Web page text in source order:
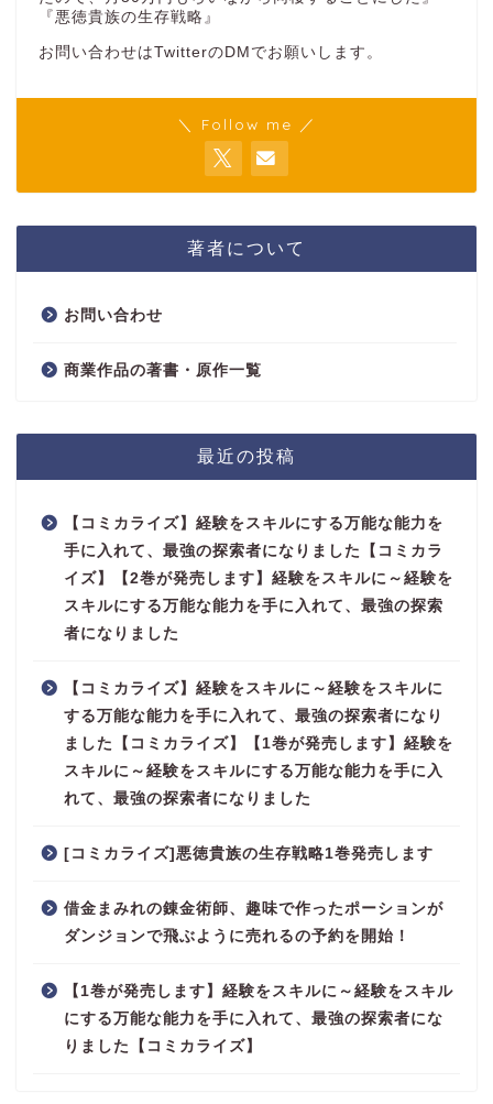
『悪徳貴族の生存戦略』
お問い合わせはTwitterのDMでお願いします。
＼ Follow me ／
著者について
お問い合わせ
商業作品の著書・原作一覧
最近の投稿
【コミカライズ】経験をスキルにする万能な能力を
手に入れて、最強の探索者になりました【コミカラ
イズ】【2巻が発売します】経験をスキルに～経験を
スキルにする万能な能力を手に入れて、最強の探索
者になりました
【コミカライズ】経験をスキルに～経験をスキルに
する万能な能力を手に入れて、最強の探索者になり
ました【コミカライズ】【1巻が発売します】経験を
スキルに～経験をスキルにする万能な能力を手に入
れて、最強の探索者になりました
[コミカライズ]悪徳貴族の生存戦略1巻発売します
借金まみれの錬金術師、趣味で作ったポーションが
ダンジョンで飛ぶように売れるの予約を開始！
【1巻が発売します】経験をスキルに～経験をスキル
にする万能な能力を手に入れて、最強の探索者にな
りました【コミカライズ】